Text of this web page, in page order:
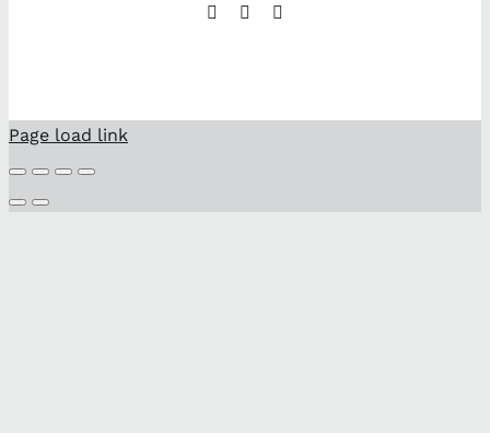
FacebookInstagram
Page load link